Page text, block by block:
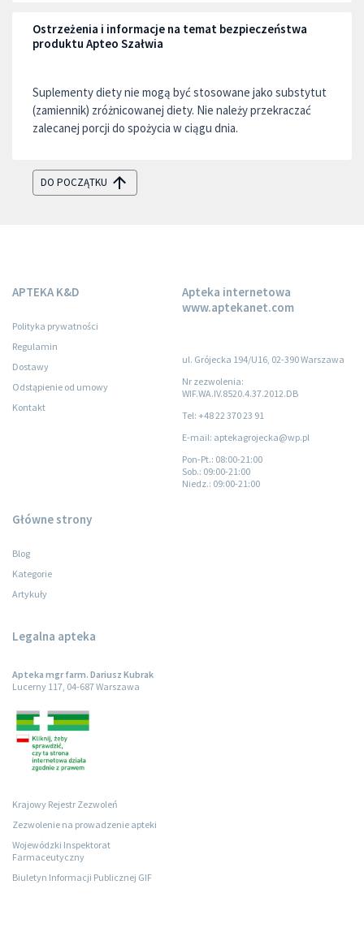
Ostrzeżenia i informacje na temat bezpieczeństwa
produktu Apteo Szałwia
Suplementy diety nie mogą być stosowane jako substytut
(zamiennik) zróżnicowanej diety. Nie należy przekraczać
zalecanej porcji do spożycia w ciągu dnia.
DO POCZĄTKU
APTEKA K&D
Polityka prywatności
Regulamin
Dostawy
Odstąpienie od umowy
Kontakt
Apteka internetowa
www.aptekanet.com
ul. Grójecka 194/U16, 02-390 Warszawa
Nr zezwolenia:
WIF.WA.IV.8520.4.37.2012.DB
Tel: +48 22 370 23 91
E-mail: aptekagrojecka@wp.pl
Pon-Pt.: 08:00-21:00
Sob.: 09:00-21:00
Niedz.: 09:00-21:00
Główne strony
Blog
Kategorie
Artykuły
Legalna apteka
Apteka mgr farm. Dariusz Kubrak
Lucerny 117, 04-687 Warszawa
Krajowy Rejestr Zezwoleń
Zezwolenie na prowadzenie apteki
Wojewódzki Inspektorat
Farmaceutyczny
Biuletyn Informacji Publicznej GIF